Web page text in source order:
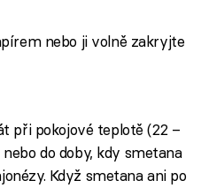
nebo ji volně zakryjte
při pokojové teplotě (22 –
do doby, kdy smetana
Když smetana ani po